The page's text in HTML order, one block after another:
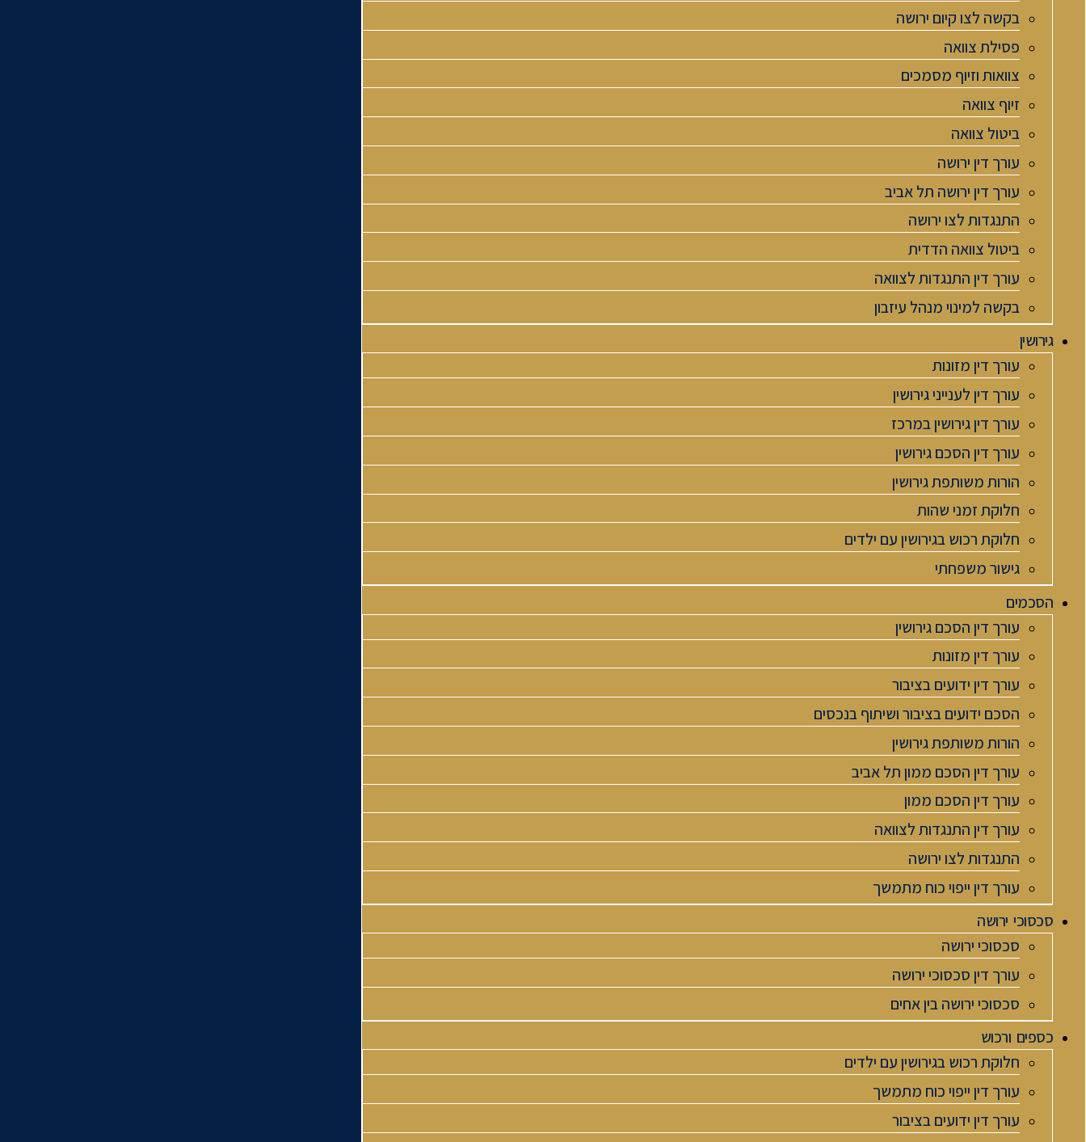
בקשה לצו קיום ירושה
פסילת צוואה
צוואות וזיוף מסמכים
זיוף צוואה
ביטול צוואה
עורך דין ירושה
עורך דין ירושה תל אביב
התנגדות לצו ירושה
ביטול צוואה הדדית
עורך דין התנגדות לצוואה
בקשה למינוי מנהל עיזבון
גירושין
עורך דין מזונות
עורך דין לענייני גירושין
עורך דין גירושין במרכז
עורך דין הסכם גירושין
הורות משותפת גירושין
חלוקת זמני שהות
חלוקת רכוש בגירושין עם ילדים
גישור משפחתי
הסכמים
עורך דין הסכם גירושין
עורך דין מזונות
עורך דין ידועים בציבור
הסכם ידועים בציבור ושיתוף בנכסים
הורות משותפת גירושין
עורך דין הסכם ממון תל אביב
עורך דין הסכם ממון
עורך דין התנגדות לצוואה
התנגדות לצו ירושה
עורך דין ייפוי כוח מתמשך
סכסוכי ירושה
סכסוכי ירושה
עורך דין סכסוכי ירושה
סכסוכי ירושה בין אחים
כספים ורכוש
חלוקת רכוש בגירושין עם ילדים
עורך דין ייפוי כוח מתמשך
עורך דין ידועים בציבור